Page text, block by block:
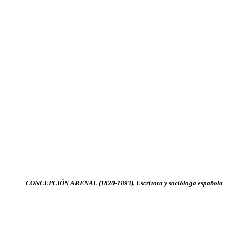
CONCEPCIÓN ARENAL (1820-1893). Escritora y socióloga española